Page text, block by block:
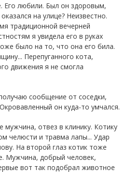
Его любили. Был он здоровым,
на улице? Неизвестно.
традиционной вечерней
я увидела его в руках
было на то, что она его била.
Перепуганного кота,
движения я не смогла
сообщение от соседки,
он куда-то умчался.
мужчина, отвез в клинику. Котику
челюсти и травма лапы... Удар
На второй глаз котик тоже
Мужчина, добрый человек,
вот так подобрал животное